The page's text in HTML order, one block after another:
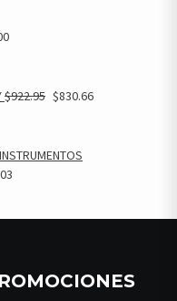
$922.95 $830.66